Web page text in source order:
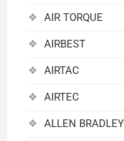
AIR TORQUE
AIRBEST
AIRTAC
AIRTEC
ALLEN BRADLEY